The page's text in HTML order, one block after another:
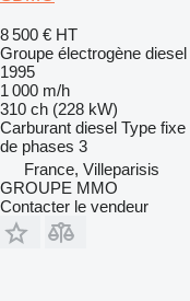
8 500 € HT
Groupe électrogène diesel
1995
1 000 m/h
310 ch (228 kW)
Carburant diesel Type fixe
de phases 3
France, Villeparisis
GROUPE MMO
Contacter le vendeur